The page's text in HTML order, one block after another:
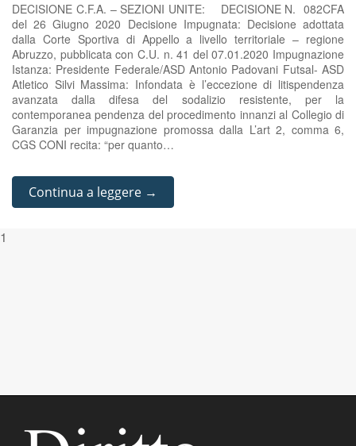
DECISIONE C.F.A. – SEZIONI UNITE: DECISIONE N. 082CFA
del 26 Giugno 2020 Decisione Impugnata: Decisione adottata
dalla Corte Sportiva di Appello a livello territoriale – regione
Abruzzo, pubblicata con C.U. n. 41 del 07.01.2020 Impugnazione
Istanza: Presidente Federale/ASD Antonio Padovani Futsal- ASD
Atletico Silvi Massima: Infondata è l’eccezione di litispendenza
avanzata dalla difesa del sodalizio resistente, per la
contemporanea pendenza del procedimento innanzi al Collegio di
Garanzia per impugnazione promossa dalla L’art 2, comma 6,
CGS CONI recita: “per quanto…
Continua a leggere →
1